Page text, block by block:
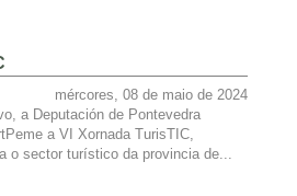
mércores, 08 de maio de 2024
a Deputación de Pontevedra
a VI Xornada TurisTIC,
o sector turístico da provincia de...